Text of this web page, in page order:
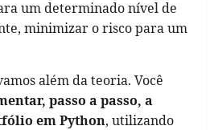
um determinado nível de
minimizar o risco para um
além da teoria. Você
passo a passo, a
em Python, utilizando